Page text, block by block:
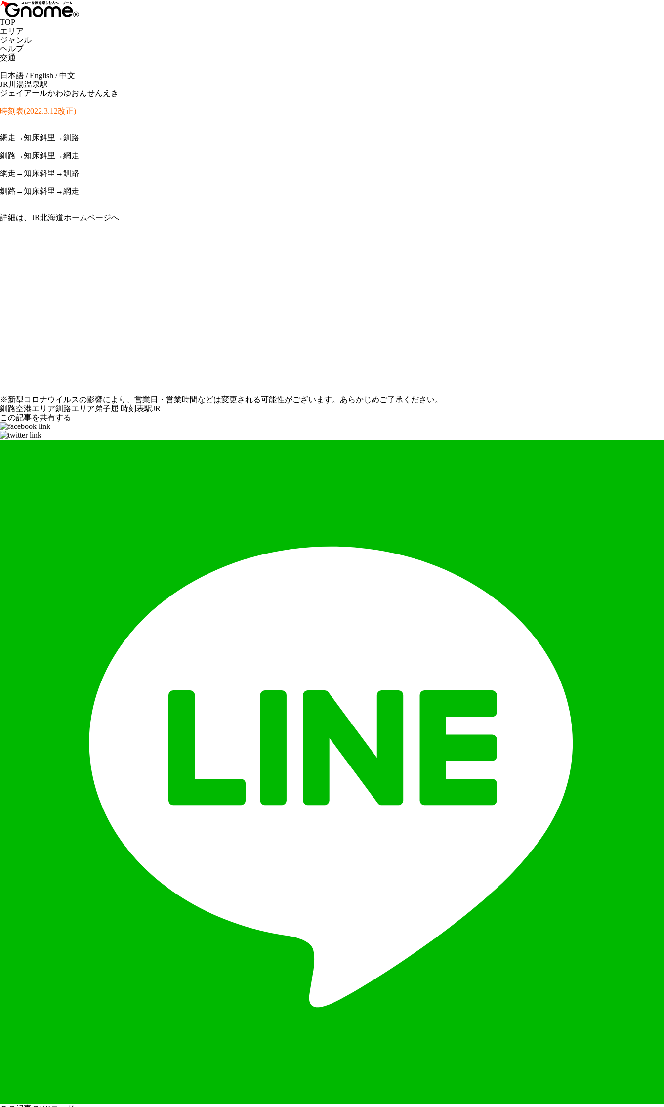
TOP
エリア
ジャンル
ヘルプ
交通
日本語 /English /中文
JR川湯温泉駅
ジェイアールかわゆおんせんえき
時刻表(2022.3.12改正)
網走→知床斜里→釧路
釧路→知床斜里→網走
網走→知床斜里→釧路
釧路→知床斜里→網走
詳細は、JR北海道ホームページへ
※新型コロナウイルスの影響により、営業日・営業時間などは変更される可能性がございます。あらかじめご了承ください。
釧路空港エリア釧路エリア弟子屈 時刻表駅JR
この記事を共有する